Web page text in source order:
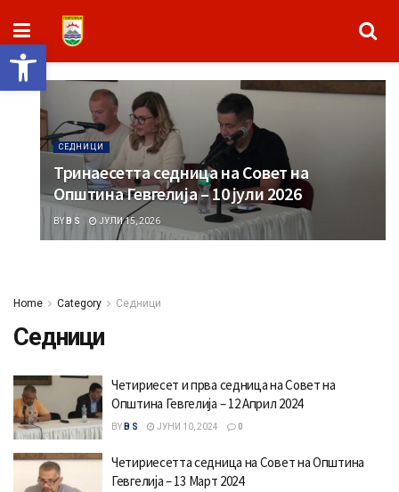
Open toolbar
СЕДНИЦИ
Тринаесетта седница на Совет на
Општина Гевгелија – 10 јули 2026
BY B S ЈУЛИ 15, 2026
Home Category Седници
Седници
Четириесет и прва седница на Совет на
Општина Гевгелија – 12 Април 2024
BY B S ЈУНИ 10, 2024 0
Четириесетта седница на Совет на Општина
Гевгелија – 13 Март 2024